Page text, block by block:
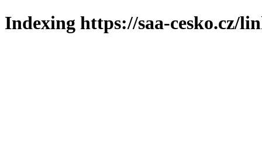
Indexing https://saa-cesko.cz/